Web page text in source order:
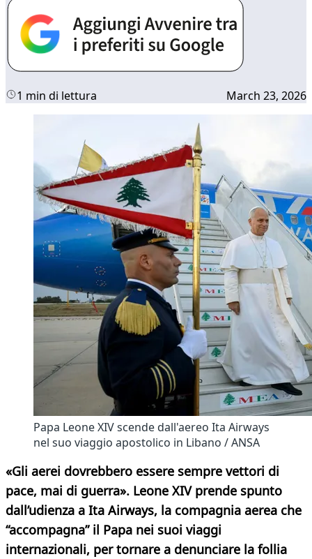
1 min di lettura March 23, 2026
Papa Leone XIV scende dall'aereo Ita Airways
nel suo viaggio apostolico in Libano / ANSA
«Gli aerei dovrebbero essere sempre vettori di
pace, mai di guerra». Leone XIV prende spunto
dall’udienza a Ita Airways, la compagnia aerea che
“accompagna” il Papa nei suoi viaggi
internazionali, per tornare a denunciare la follia